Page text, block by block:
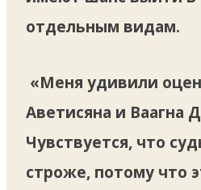
отдельным видам.
«Меня удивили
Аветисяна и Ваагна
Чувствуется, что
строже, потому что